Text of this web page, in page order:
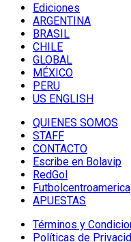
Ediciones
ARGENTINA
BRASIL
CHILE
GLOBAL
MÉXICO
PERU
US ENGLISH
QUIENES SOMOS
STAFF
CONTACTO
Escribe en Bolavip
RedGol
Futbolcentroamerica
APUESTAS
Términos y
Políticas de